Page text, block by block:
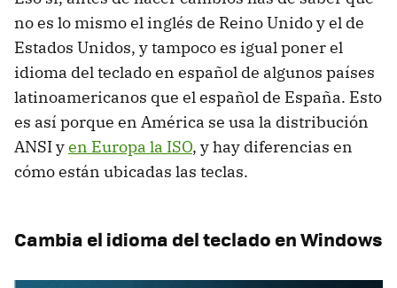
no es lo mismo el inglés de Reino Unido y el de
Estados Unidos, y tampoco es igual poner el
idioma del teclado en español de algunos países
latinoamericanos que el español de España. Esto
es así porque en América se usa la distribución
ANSI yen Europa la ISO, y hay diferencias en
cómo están ubicadas las teclas.
Cambia el idioma del teclado en Windows